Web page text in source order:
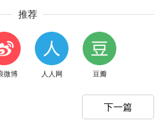
推荐
微博 人人网 豆瓣
下一篇